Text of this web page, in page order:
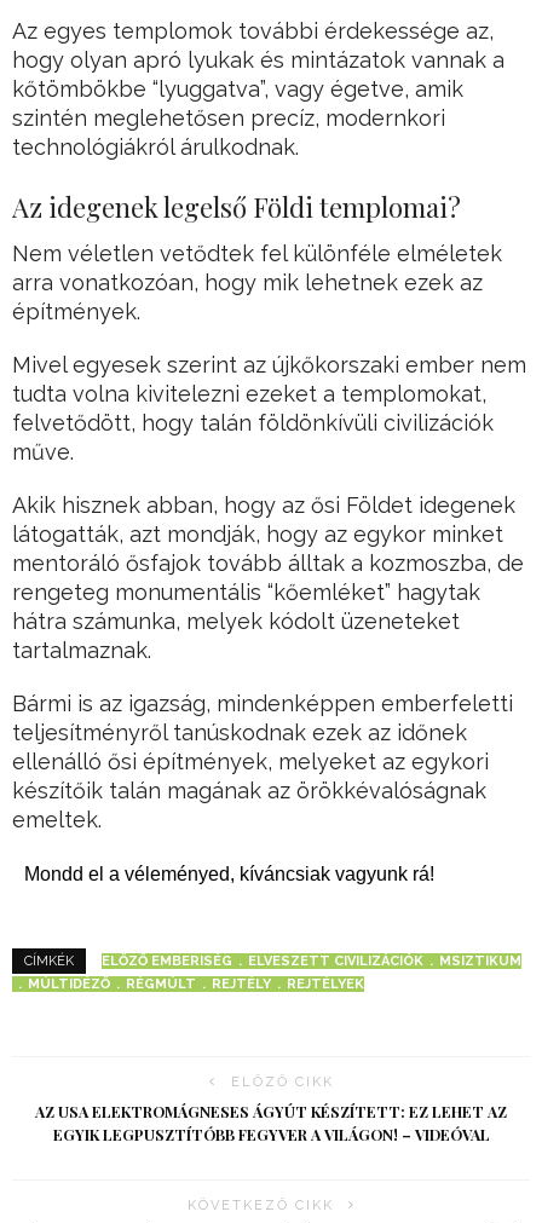
Az egyes templomok további érdekessége az,
hogy olyan apró lyukak és mintázatok vannak a
kőtömbökbe “lyuggatva”, vagy égetve, amik
szintén meglehetősen precíz, modernkori
technológiákról árulkodnak.
Az idegenek legelső Földi templomai?
Nem véletlen vetődtek fel különféle elméletek
arra vonatkozóan, hogy mik lehetnek ezek az
építmények.
Mivel egyesek szerint az újkőkorszaki ember nem
tudta volna kivitelezni ezeket a templomokat,
felvetődött, hogy talán földönkívüli civilizációk
műve.
Akik hisznek abban, hogy az ősi Földet idegenek
látogatták, azt mondják, hogy az egykor minket
mentoráló ősfajok tovább álltak a kozmoszba, de
rengeteg monumentális “kőemléket” hagytak
hátra számunka, melyek kódolt üzeneteket
tartalmaznak.
Bármi is az igazság, mindenképpen emberfeletti
teljesítményről tanúskodnak ezek az időnek
ellenálló ősi építmények, melyeket az egykori
készítőik talán magának az örökkévalóságnak
emeltek.
Mondd el a véleményed, kíváncsiak vagyunk rá!
CÍMKÉK ELŐZŐ EMBERISÉG ELVESZETT CIVILIZÁCIÓK
MSIZTIKUM
MÚLTIDÉZŐ
RÉGMÚLT REJTÉLY REJTÉLYEK
ELŐZŐ CIKK
AZ USA ELEKTROMÁGNESES ÁGYÚT KÉSZÍTETT: EZ LEHET AZ
EGYIK LEGPUSZTÍTÓBB FEGYVER A VILÁGON! – VIDEÓVAL
KÖVETKEZŐ CIKK